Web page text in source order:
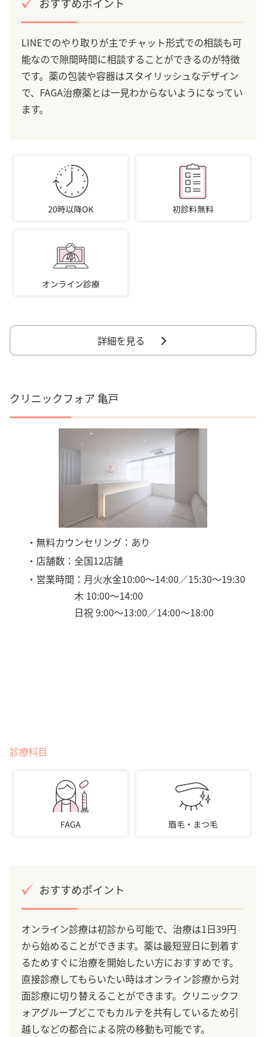
おすすめポイント
LINEでのやり取りが主でチャット形式での相談も可
能なので隙間時間に相談することができるのが特徴
です。薬の包装や容器はスタイリッシュなデザイン
で、FAGA治療薬とは一見わからないようになってい
ます。
詳細を見る
クリニックフォア 亀戸
・無料カウンセリング：あり
・店舗数：全国12店舗
・営業時間：月火水金10:00〜14:00／15:30〜19:30
木 10:00〜14:00
日祝 9:00〜13:00／14:00〜18:00
診療科目
おすすめポイント
オンライン診療は初診から可能で、治療は1日39円
から始めることができます。薬は最短翌日に到着す
るためすぐに治療を開始したい方におすすめです。
直接診療してもらいたい時はオンライン診療から対
面診療に切り替えることができます。クリニックフ
ォアグループどこでもカルテを共有しているため引
越しなどの都合による院の移動も可能です。